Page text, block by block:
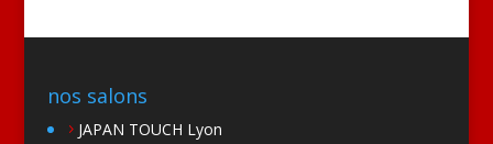
nos salons
JAPAN TOUCH Lyon